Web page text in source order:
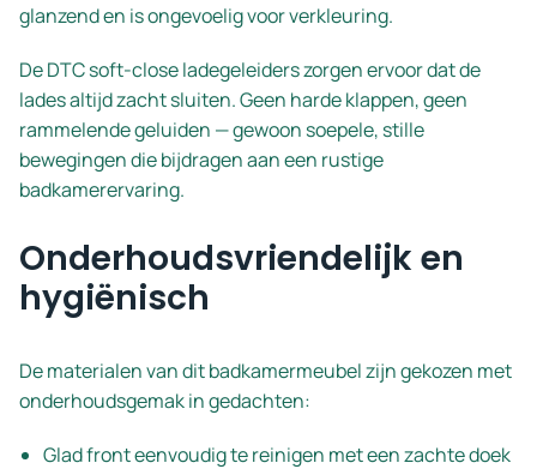
glanzend en is ongevoelig voor verkleuring.
De DTC soft-close ladegeleiders zorgen ervoor dat de
lades altijd zacht sluiten. Geen harde klappen, geen
rammelende geluiden — gewoon soepele, stille
bewegingen die bijdragen aan een rustige
badkamerervaring.
Onderhoudsvriendelijk en
hygiënisch
De materialen van dit badkamermeubel zijn gekozen met
onderhoudsgemak in gedachten:
Glad front eenvoudig te reinigen met een zachte doek